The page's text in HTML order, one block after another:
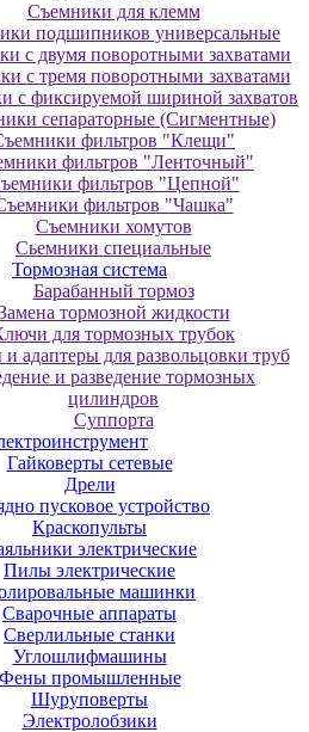
Съемники для клемм
подшипников универсальные
с двумя поворотными захватами
с тремя поворотными захватами
с фиксируемой шириной захватов
сепараторные (Сигментные)
фильтров "Клещи"
фильтров "Ленточный"
фильтров "Цепной"
фильтров "Чашка"
Съемники хомутов
Сьемники специальные
Тормозная система
Барабанный тормоз
тормозной жидкости
для тормозных трубок
адаптеры для развольцовки труб
и разведение тормозных
цилиндров
Суппорта
Гайковерты сетевые
Дрели
пусковое устройство
Краскопульты
электрические
Пилы электрические
машинки
Сварочные аппараты
Сверлильные станки
Углошлифмашины
Фены промышленные
Шуруповерты
Электролобзики